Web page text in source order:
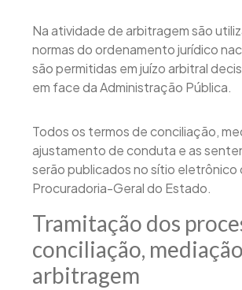
Na atividade de arbitragem são
normas do ordenamento jurídico
são permitidas em juízo arbitral
em face da Administração Pública.
Todos os termos de conciliação,
ajustamento de conduta e as
serão publicados no sítio eletrônico
Procuradoria-Geral do Estado.
Tramitação dos
conciliação,
arbitragem